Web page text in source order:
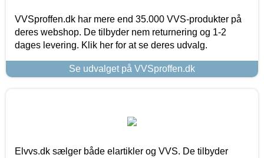
VVSproffen.dk har mere end 35.000 VVS-produkter på
deres webshop. De tilbyder nem returnering og 1-2
dages levering. Klik her for at se deres udvalg.
Se udvalget på VVSproffen.dk
Elvvs.dk sælger både elartikler og VVS. De tilbyder